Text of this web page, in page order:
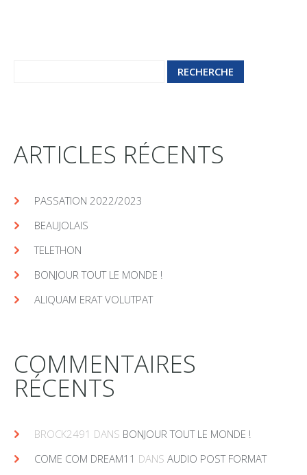
ARTICLES RÉCENTS
PASSATION 2022/2023
BEAUJOLAIS
TELETHON
BONJOUR TOUT LE MONDE !
ALIQUAM ERAT VOLUTPAT
COMMENTAIRES
RÉCENTS
BROCK2491 DANS BONJOUR TOUT LE MONDE !
COME COM DREAM11 DANS AUDIO POST FORMAT